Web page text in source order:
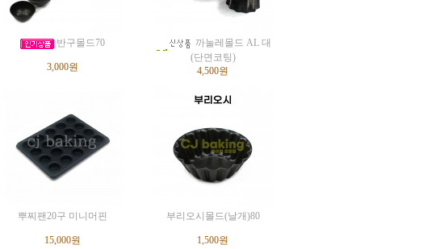
반구몰드70
3,000원
까눌레몰드 AL 대
(단면코팅)
4,500원
뿌찌팬20구 미니머핀
15,000원
부리오시몰드(날개)80
1,500원